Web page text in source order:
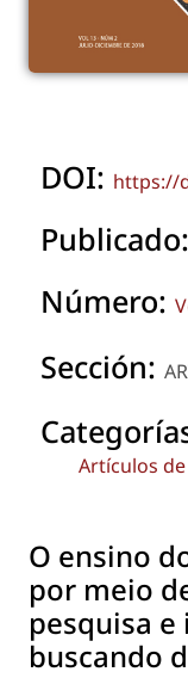
DOI: https://
Publicado:
Número:
Sección:
Artículos
O ensino
por meio
pesquisa
buscando